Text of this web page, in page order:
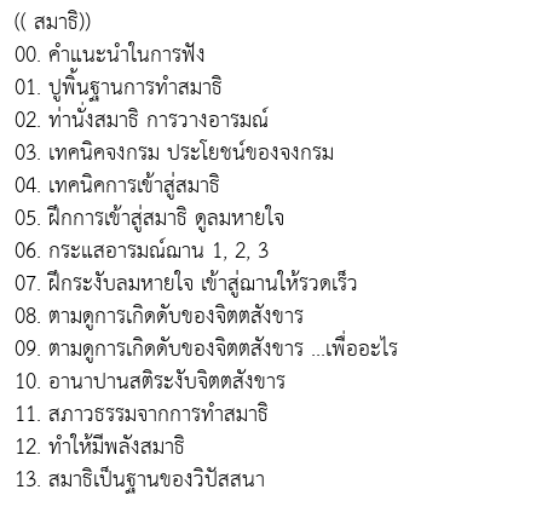
(( สมาธิ))
00. คำแนะนำในการฟัง
01. ปูพิ้นฐานการทำสมาธิ
02. ท่านั่งสมาธิ การวางอารมณ์
03. เทคนิคจงกรม ประโยชน์ของจงกรม
04. เทคนิคการเข้าสู่สมาธิ
05. ฝึกการเข้าสู่สมาธิ ดูลมหายใจ
06. กระแสอารมณ์ฌาน 1, 2, 3
07. ฝึกระงับลมหายใจ เข้าสู่ฌานให้รวดเร็ว
08. ตามดูการเกิดดับของจิตตสังขาร
09. ตามดูการเกิดดับของจิตตสังขาร ...เพื่ออะไร
10. อานาปานสติระงับจิตตสังขาร
11. สภาวธรรมจากการทำสมาธิ
12. ทำให้มีพลังสมาธิ
13. สมาธิเป็นฐานของวิปัสสนา